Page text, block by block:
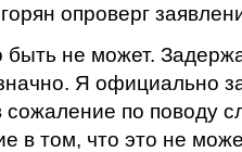
опроверг
быть не может.
Я официально
сожаление по поводу
в том, что это не